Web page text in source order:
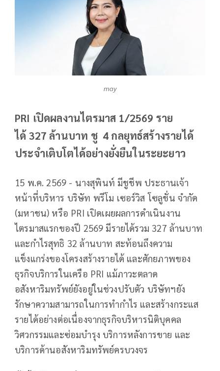
may
PRI เปิดผลงานไตรมาส 1/2569 ราย
ได้ 327 ล้านบาท ชู 4 กลยุทธ์สร้างรายได้
ประจำเติบโตได้อย่างยั่งยืนในระยะยาว
15 พ.ค. 2569 - นางสุพินท์ มีชูชีพ ประธานเจ้า
หน้าที่บริหาร บริษัท พรีโม เซอร์วิส โซลูชั่น จำกัด
(มหาชน) หรือ PRI เปิดเผยผลการดำเนินงาน
ไตรมาสแรกของปี 2569 มีรายได้รวม 327 ล้านบาท
และกำไรสุทธิ 32 ล้านบาท สะท้อนถึงความ
แข็งแกร่งของโครงสร้างรายได้ และศักยภาพของ
ธุรกิจบริการในเครือ PRI แม้ภาวะตลาด
อสังหาริมทรัพย์ยังอยู่ในช่วงปรับตัว บริษัทฯยัง
รักษาความสามารถในการทำกำไร และสร้างกระแส
รายได้อย่างต่อเนื่องจากธุรกิจบริหารนิติบุคคล
วิศวกรรมและซ่อมบำรุง บริการหลังการขาย และ
บริการด้านอสังหาริมทรัพย์ครบวงจร